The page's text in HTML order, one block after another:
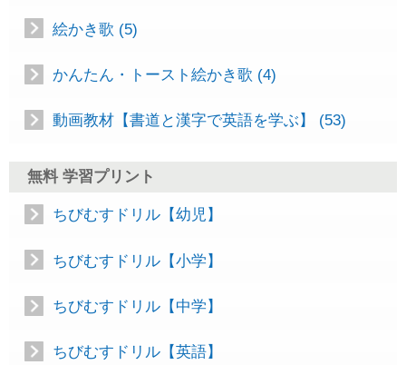
絵かき歌 (5)
かんたん・トースト絵かき歌 (4)
動画教材【書道と漢字で英語を学ぶ】 (53)
無料 学習プリント
ちびむすドリル【幼児】
ちびむすドリル【小学】
ちびむすドリル【中学】
ちびむすドリル【英語】